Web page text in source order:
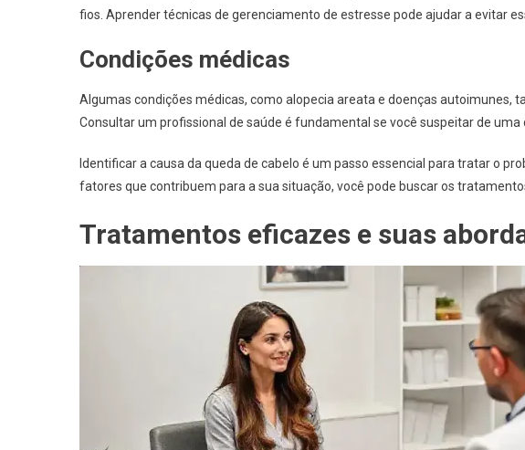
fios. Aprender técnicas de gerenciamento de estresse pode ajudar a evitar
Condições médicas
Algumas condições médicas, como alopecia areata e doenças autoimunes,
Consultar um profissional de saúde é fundamental se você suspeitar de uma
Identificar a causa da queda de cabelo é um passo essencial para tratar o
fatores que contribuem para a sua situação, você pode buscar os
Tratamentos eficazes e suas